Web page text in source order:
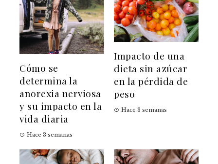
Cómo se
determina la
anorexia nerviosa
y su impacto en la
vida diaria
Hace 3 semanas
Impacto de una
dieta sin azúcar
en la pérdida de
peso
Hace 3 semanas